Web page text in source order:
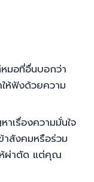
มอที่อื่นบอกว่า
ห้ฟังด้วยความ
เรื่องความมั่นใจ
าสังคมหรือร่วม
ห้ผ่าตัด แต่คุณ